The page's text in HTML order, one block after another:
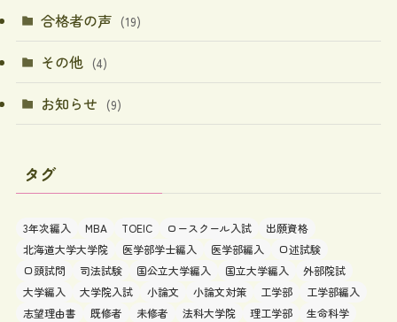
合格者の声 (19)
その他 (4)
お知らせ (9)
タグ
3年次編入 MBA TOEIC ロースクール入試
出願資格
北海道大学大学院
医学部学士編入 医学部編入
口述試験
口頭試問
司法試験 国公立大学編入 国立大学編入
外部院試
大学編入
大学院入試 小論文 小論文対策 工学部
工学部編入
志望理由書
既修者 未修者 法科大学院 理工学部
生命科学